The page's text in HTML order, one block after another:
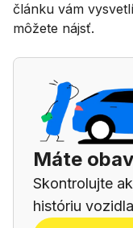
článku vám
môžete nájsť.
Máte
Skontrolujte
históriu